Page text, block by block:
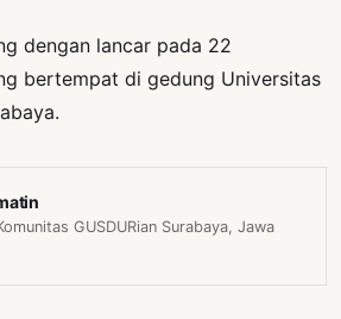
dengan lancar pada 22
bertempat di gedung Universitas
GUSDURian Surabaya, Jawa